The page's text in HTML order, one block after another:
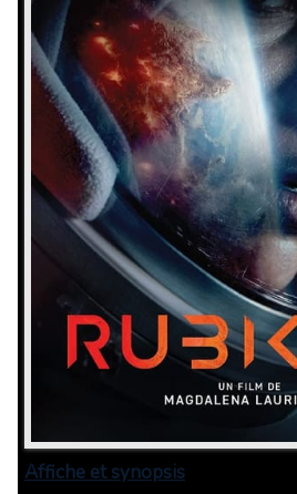
Affiche et synopsis